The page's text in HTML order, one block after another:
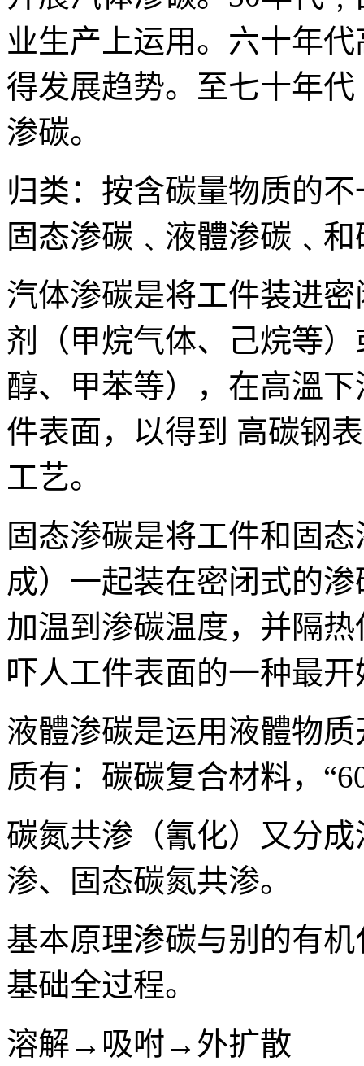
业生产上运用。六十年
得发展趋势。至七十年
渗碳。
归类：按含碳量物质的
固态渗碳﹑液體渗碳﹑
汽体渗碳是将工件装进
剂（甲烷气体、己烷等
醇、甲苯等），在高溫
件表面，以得到 高碳钢
工艺。
固态渗碳是将工件和固
成）一起装在密闭式的
加温到渗碳温度，并隔
吓人工件表面的一种最
液體渗碳是运用液體物
质有：碳碳复合材料，
碳氮共渗（氰化）又分
渗、固态碳氮共渗。
基本原理渗碳与别的有
基础全过程。
溶解→吸咐→外扩散